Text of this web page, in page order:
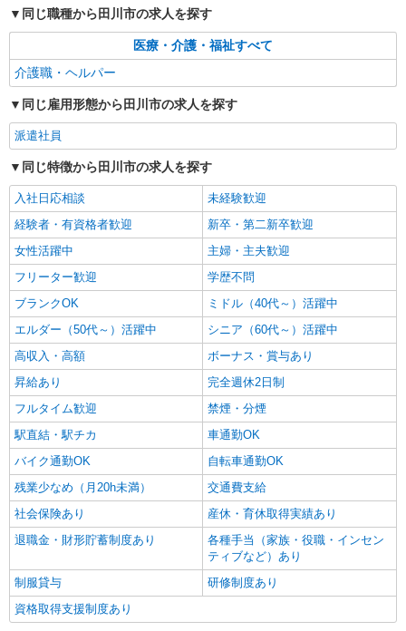
同じ職種から田川市の求人を探す
医療・介護・福祉すべて
介護職・ヘルパー
同じ雇用形態から田川市の求人を探す
派遣社員
同じ特徴から田川市の求人を探す
入社日応相談
未経験歓迎
経験者・有資格者歓迎
新卒・第二新卒歓迎
女性活躍中
主婦・主夫歓迎
フリーター歓迎
学歴不問
ブランクOK
ミドル（40代～）活躍中
エルダー（50代～）活躍中
シニア（60代～）活躍中
高収入・高額
ボーナス・賞与あり
昇給あり
完全週休2日制
フルタイム歓迎
禁煙・分煙
駅直結・駅チカ
車通勤OK
バイク通勤OK
自転車通勤OK
残業少なめ（月20h未満）
交通費支給
社会保険あり
産休・育休取得実績あり
退職金・財形貯蓄制度あり
各種手当（家族・役職・インセン
ティブなど）あり
制服貸与
研修制度あり
資格取得支援制度あり